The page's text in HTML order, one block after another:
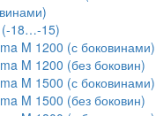
(-18…-15)
M 1200 (с боковинами)
M 1200 (без боковин)
M 1500 (с боковинами)
M 1500 (без боковин)